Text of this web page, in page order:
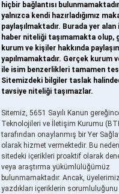
hiçbir bağlantısı
yalnızca kendi hazırladığımız
paylaşılmaktadır. Burada yer
haber niteliği taşımamakta olup,
kurum ve kişiler hakkında
yapılmamaktadır. Gerçek kurum
ile isim benzerlikleri tamamen
Sitemizdeki bilgiler taslak
tavsiye niteliği taşımazlar.
Sitemiz, 5651 Sayılı Kanun
Teknolojileri ve İletişim Kurumu
tarafından onaylanmış bir Yer
olarak hizmet vermektedir. Bu
sitedeki içerikleri proaktif olarak
veya araştırma yükümlülüğümüz
bulunmamaktadır. Ancak,
yazdıkları içeriklerin sorumluluğunu